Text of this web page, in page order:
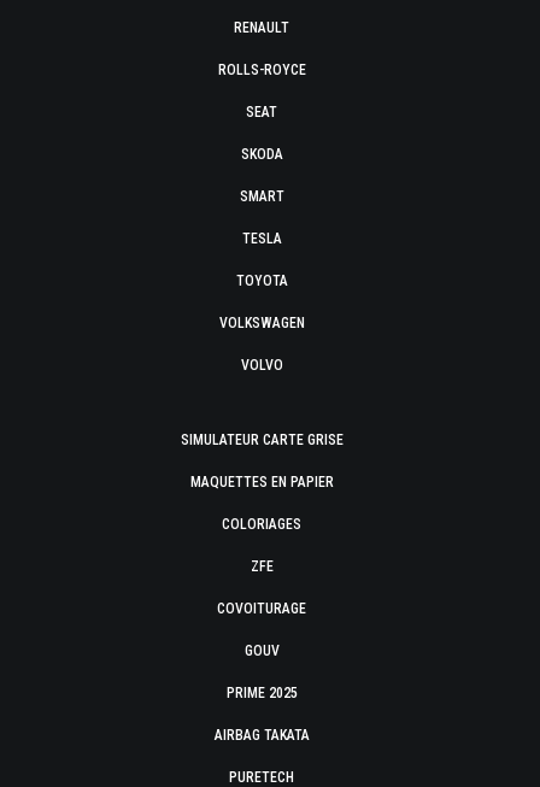
RENAULT
ROLLS-ROYCE
SEAT
SKODA
SMART
TESLA
TOYOTA
VOLKSWAGEN
VOLVO
SIMULATEUR CARTE GRISE
MAQUETTES EN PAPIER
COLORIAGES
ZFE
COVOITURAGE
GOUV
PRIME 2025
AIRBAG TAKATA
PURETECH